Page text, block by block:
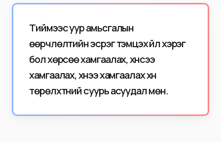
Тиймээс уур амьсгалын
өөрчлөлтийн эсрэг тэмцэх үйл хэрэг
бол хөрсөө хамгаалах, хүнсээ
хамгаалах, хүнээ хамгаалах хүн
төрөлхтний суурь асуудал мөн.